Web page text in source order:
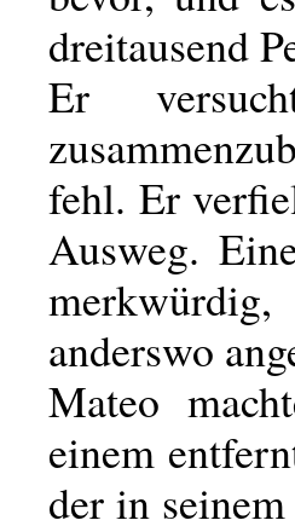
dreitausend
Er
fehl. Er
Ausweg.
anderswo
Mateo
einem
der in